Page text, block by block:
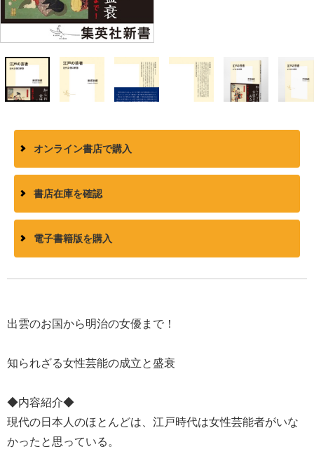
オンライン書店で購入
書店在庫を確認
電子書籍版を購入
出雲のお国から明治の女優まで！
知られざる女性芸能の成立と盛衰
◆内容紹介◆
現代の日本人のほとんどは、江戸時代は女性芸能者がいな
かったと思っている。